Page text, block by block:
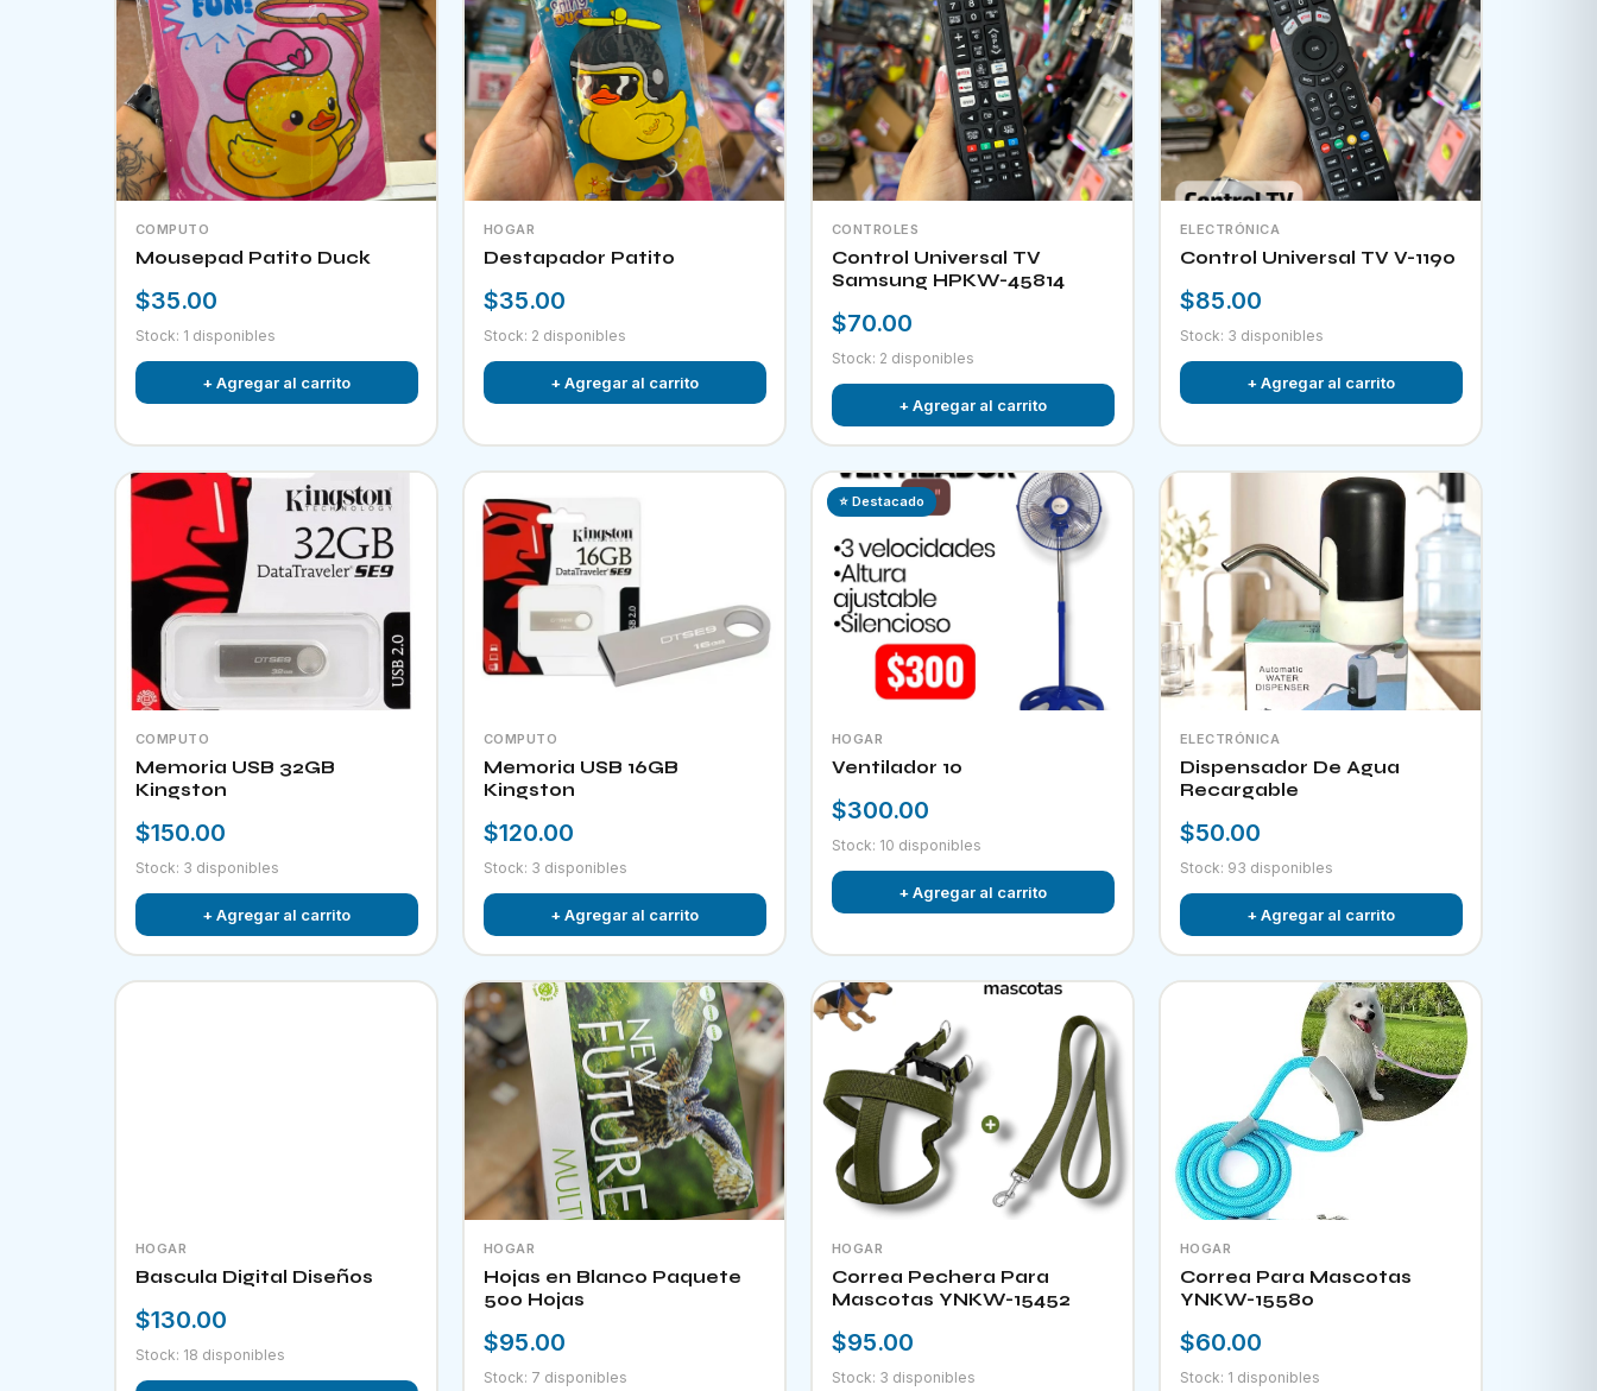
COMPUTO
Mousepad Patito Duck
$35.00
Stock: 1 disponibles
+ Agregar al carrito
HOGAR
Destapador Patito
$35.00
Stock: 2 disponibles
+ Agregar al carrito
CONTROLES
Control Universal TV
Samsung HPKW-45814
$70.00
Stock: 2 disponibles
+ Agregar al carrito
ELECTRÓNICA
Control Universal TV V-1190
$85.00
Stock: 3 disponibles
+ Agregar al carrito
COMPUTO
Memoria USB 32GB
Kingston
$150.00
Stock: 3 disponibles
+ Agregar al carrito
COMPUTO
Memoria USB 16GB
Kingston
$120.00
Stock: 3 disponibles
+ Agregar al carrito
⭐ Destacado
HOGAR
Ventilador 10
$300.00
Stock: 10 disponibles
+ Agregar al carrito
ELECTRÓNICA
Dispensador De Agua
Recargable
$50.00
Stock: 93 disponibles
+ Agregar al carrito
HOGAR
Bascula Digital Diseños
$130.00
Stock: 18 disponibles
HOGAR
Hojas en Blanco Paquete
500 Hojas
$95.00
Stock: 7 disponibles
HOGAR
Correa Pechera Para
Mascotas YNKW-15452
$95.00
Stock: 3 disponibles
HOGAR
Correa Para Mascotas
YNKW-15580
$60.00
Stock: 1 disponibles